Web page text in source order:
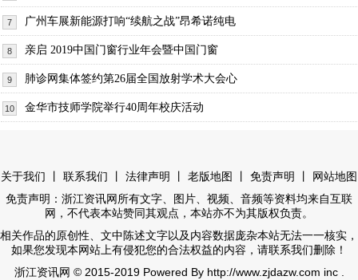
7 广州车展新能源打响“续航之战”昂希诺纯电
8 亲启 2019中国门窗行业年会暨中国门窗
9 肺诊网集体签约第26届全国放射学术大会心
10 金华市技师学院举行40周年校庆活动
关于我们 联系我们 法律声明 老版地图 免责声明 网站地图
免责声明：浙江资讯网所有文字、图片、视频、音频等资料均来自互联
网，不代表本站赞同其观点，本站亦不为其版权负责。
相关作品的原创性、文中陈述文字以及内容数据庞杂本站无法一一核实，
如果您发现本网站上有侵犯您的合法权益的内容，请联系我们删除！
浙江资讯网 © 2015-2019 Powered By http://www.zjdazw.com inc .